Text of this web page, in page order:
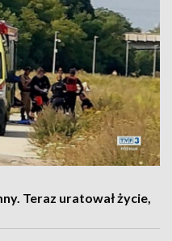
Teraz uratował życie,